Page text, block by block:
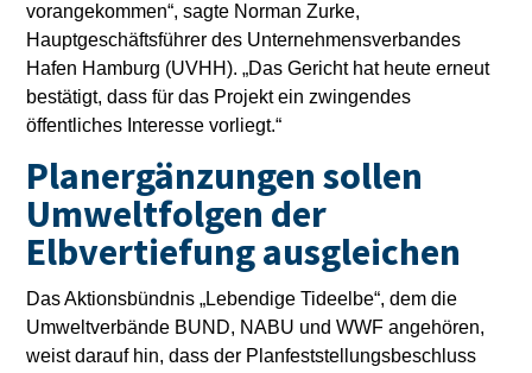
vorangekommen“, sagte Norman Zurke,
Hauptgeschäftsführer des Unternehmensverbandes
Hafen Hamburg (UVHH). „Das Gericht hat heute erneut
bestätigt, dass für das Projekt ein zwingendes
öffentliches Interesse vorliegt.“
Planergänzungen sollen
Umweltfolgen der
Elbvertiefung ausgleichen
Das Aktionsbündnis „Lebendige Tideelbe“, dem die
Umweltverbände BUND, NABU und WWF angehören,
weist darauf hin, dass der Planfeststellungsbeschluss